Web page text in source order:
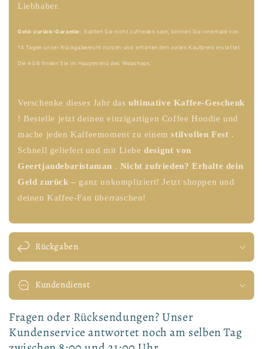
Liebhaber.
Geld-zurück-Garantie: Sollten Sie nicht zufrieden sein, können Sie innerhalb von
14 Tagen unser Rückgaberecht nutzen und erhalten den vollen Kaufpreis erstattet.
Die AGB finden Sie im Hauptmenü des Webshops.
Verschenke dieses Jahr dasultimative Kaffee-Geschenk
! Bestelle jetzt deinen einzigartigen Coffee Hoodie und
mache jeden Kaffeemoment zu einemstilvollen Fest .
Schnell geliefert und mit Liebedesignt von
Geertjandebaristaman . Nicht zufrieden? Erhalte dein
Geld zurück – ganz unkompliziert! Jetzt shoppen und
deinen Kaffee-Fan überraschen!
Rückgaben
Kundendienst
Fragen oder Rücksendungen? Unser
Kundenservice antwortet noch am selben Tag